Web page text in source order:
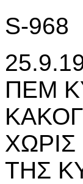
S-968
ΠΕΜ
ΤΗΣ